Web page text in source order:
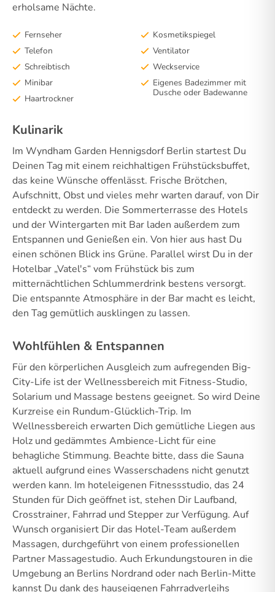
erholsame Nächte.
Fernseher
Telefon
Schreibtisch
Minibar
Haartrockner
Kosmetikspiegel
Ventilator
Weckservice
Eigenes Badezimmer mit
Dusche oder Badewanne
Kulinarik
Im Wyndham Garden Hennigsdorf Berlin startest Du
Deinen Tag mit einem reichhaltigen Frühstücksbuffet,
das keine Wünsche offenlässt. Frische Brötchen,
Aufschnitt, Obst und vieles mehr warten darauf, von Dir
entdeckt zu werden. Die Sommerterrasse des Hotels
und der Wintergarten mit Bar laden außerdem zum
Entspannen und Genießen ein. Von hier aus hast Du
einen schönen Blick ins Grüne. Parallel wirst Du in der
Hotelbar „Vatel's“ vom Frühstück bis zum
mitternächtlichen Schlummerdrink bestens versorgt.
Die entspannte Atmosphäre in der Bar macht es leicht,
den Tag gemütlich ausklingen zu lassen.
Wohlfühlen & Entspannen
Für den körperlichen Ausgleich zum aufregenden Big-
City-Life ist der Wellnessbereich mit Fitness-Studio,
Solarium und Massage bestens geeignet. So wird Deine
Kurzreise ein Rundum-Glücklich-Trip. Im
Wellnessbereich erwarten Dich gemütliche Liegen aus
Holz und gedämmtes Ambience-Licht für eine
behagliche Stimmung. Beachte bitte, dass die Sauna
aktuell aufgrund eines Wasserschadens nicht genutzt
werden kann. Im hoteleigenen Fitnessstudio, das 24
Stunden für Dich geöffnet ist, stehen Dir Laufband,
Crosstrainer, Fahrrad und Stepper zur Verfügung. Auf
Wunsch organisiert Dir das Hotel-Team außerdem
Massagen, durchgeführt von einem professionellen
Partner Massagestudio. Auch Erkundungstouren in die
Umgebung an Berlins Nordrand oder nach Berlin-Mitte
kannst Du dank des hauseigenen Fahrradverleihs